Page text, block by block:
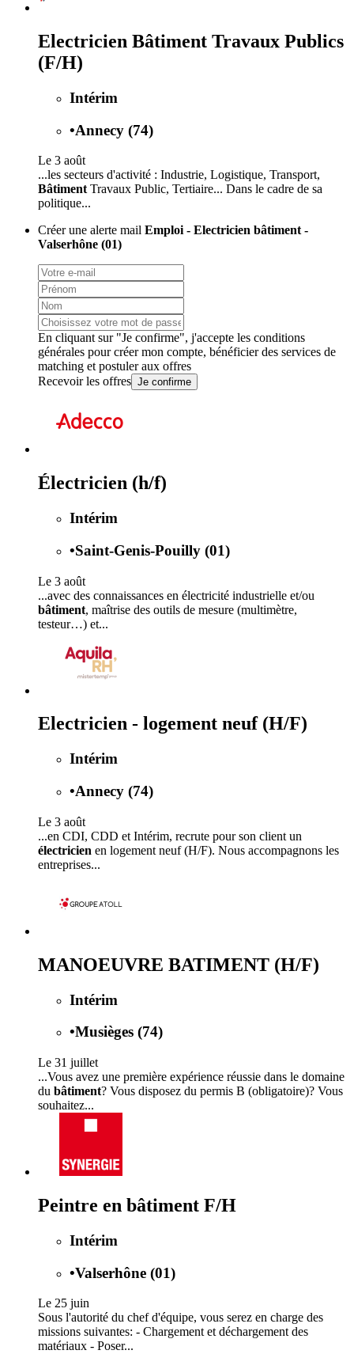
Electricien Bâtiment Travaux Publics
(F/H)
Intérim
•Annecy (74)
Le 3 août
...les secteurs d'activité : Industrie, Logistique, Transport,
Bâtiment Travaux Public, Tertiaire... Dans le cadre de sa
politique...
Créer une alerte mail Emploi - Electricien bâtiment -
Valserhône (01)
En cliquant sur "Je confirme", j'accepte les conditions
générales pour créer mon compte, bénéficier des services de
matching et postuler aux offres
Recevoir les offres Je confirme
Électricien (h/f)
Intérim
•Saint-Genis-Pouilly (01)
Le 3 août
...avec des connaissances en électricité industrielle et/ou
bâtiment, maîtrise des outils de mesure (multimètre,
testeur…) et...
Electricien - logement neuf (H/F)
Intérim
•Annecy (74)
Le 3 août
...en CDI, CDD et Intérim, recrute pour son client un
électricien en logement neuf (H/F). Nous accompagnons les
entreprises...
MANOEUVRE BATIMENT (H/F)
Intérim
•Musièges (74)
Le 31 juillet
...Vous avez une première expérience réussie dans le domaine
du bâtiment? Vous disposez du permis B (obligatoire)? Vous
souhaitez...
Peintre en bâtiment F/H
Intérim
•Valserhône (01)
Le 25 juin
Sous l'autorité du chef d'équipe, vous serez en charge des
missions suivantes: - Chargement et déchargement des
matériaux - Poser...